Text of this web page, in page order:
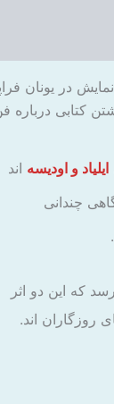
در یونان
کتابی درباره
ایلیاد و اودیسه اند
چندانی
که این دو اثر
روزگاران اند.